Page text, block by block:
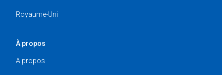
Royaume-Uni
À propos
A propos